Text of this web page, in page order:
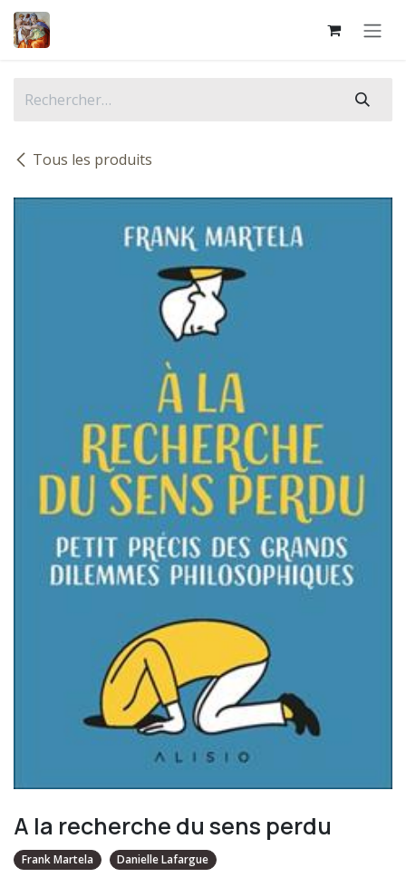
Se rendre au contenu
Tous les produits
A la recherche du sens perdu
Frank Martela Danielle Lafargue